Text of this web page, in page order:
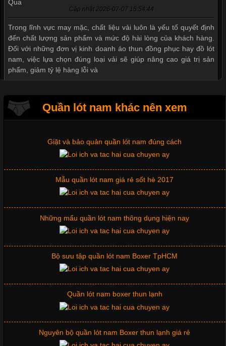
Cập nhật 2026-07-07 15:54:44
Trong lĩnh vực may mặc, chất liệu vải luôn là yếu tố quyết định
đến chất lượng sản phẩm và mức độ hài lòng của khách hàng.
Đối với những đơn vị kinh doanh áo thun đồng phục hay đồ lót
nam, việc lựa chọn đúng loại vải sẽ giúp nâng cao giá trị sản
phẩm, giảm tỷ lệ hàng lỗi và
Áo thun là một trong những trang phục phổ biến nhất hiện nay
nhờ tính tiện dụng, dễ phối đồ và phù hợp với nhiều đối tượng.
quan trọng tạo nên phong cách riêng cho từng sản phẩm. Mỗi
loại cổ áo sẽ mang đến một vẻ đẹp khác
Những Mẫu Áo Thun Đồng Phục Công Ty Được Ưa
Chuộng Hiện Nay
Cập nhật 2026-06-01 14:23:34
Trong môi trường kinh doanh hiện đại, việc xây dựng hình ảnh
Quần lót nam khác nên xem
Mẫu quần short quần lót nam nữ hè thu 2017
Thị hiều quần lót nam bơi lội nam và nữ 2017
Xu hướng thời trang trẻ và quần lót nam giá sỉ
Giặt và bảo quản quần lót nam đúng cách
Mẫu quần lót nam giá rẻ sốt hè 2017
Những mẩu quần lót nam thông dụng hiện nay
Bộ sưu tập quần lót nam Boxer TpHCM
Quần lót nam boxer thun lạnh
Nguyên bộ quần lót nam Boxer thun lạnh giá rẻ